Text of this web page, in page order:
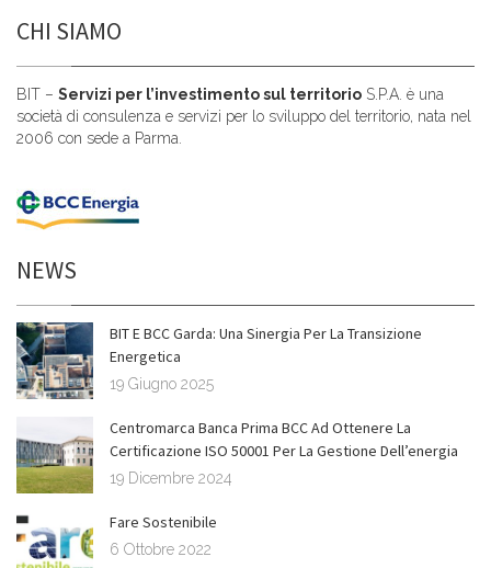
CHI SIAMO
BIT – Servizi per l’investimento sul territorio S.P.A. è una
società di consulenza e servizi per lo sviluppo del territorio, nata nel
2006 con sede a Parma.
NEWS
BIT E BCC Garda: Una Sinergia Per La Transizione
Energetica
19 Giugno 2025
Centromarca Banca Prima BCC Ad Ottenere La
Certificazione ISO 50001 Per La Gestione Dell’energia
19 Dicembre 2024
Fare Sostenibile
6 Ottobre 2022